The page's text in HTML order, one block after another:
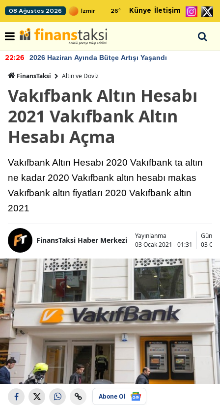
08 Ağustos 2026 26° Künye İletişim
22:26 2026 Haziran Ayında Bütçe Artışı Yaşandı
FinansTaksi Altın ve Döviz
Vakıfbank Altın Hesabı
2021 Vakıfbank Altın
Hesabı Açma
Vakıfbank Altın Hesabı 2020 Vakıfbank ta altın
ne kadar 2020 Vakıfbank altın hesabı makas
Vakıfbank altın fiyatları 2020 Vakıfbank altın
2021
FinansTaksi Haber Merkezi
Yayınlanma
03 Ocak 2021 - 01:31
03
Abone Ol